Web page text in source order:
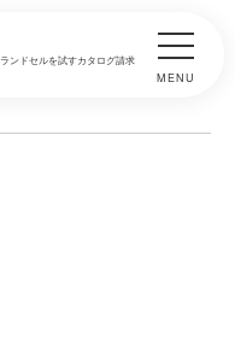
ランドセルを試すカタログ請求
MENU